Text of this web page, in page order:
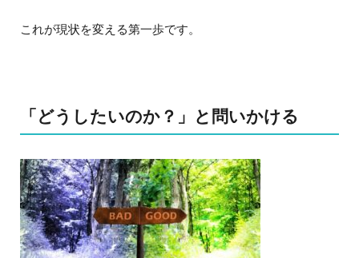
これが現状を変える第一歩です。
「どうしたいのか？」と問いかける